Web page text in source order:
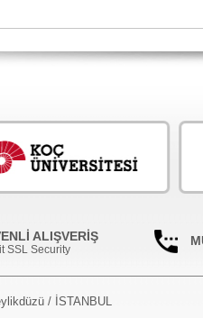
ALIŞVERİŞ
SSL Security
/ İSTANBUL